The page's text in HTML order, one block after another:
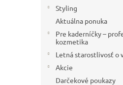
Styling
Aktuálna ponuka
Pre kaderníčky –
kozmetika
Letná starostlivosť o
Akcie
Darčekové poukazy